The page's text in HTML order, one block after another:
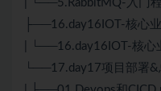
| └──5.RabbitMQ-入门
├──16.day16IOT-核心
| └──16.day16IOT-核心
└──17.day17项目部署&